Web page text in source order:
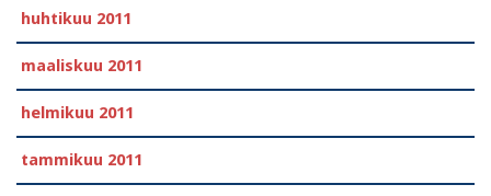
huhtikuu 2011
maaliskuu 2011
helmikuu 2011
tammikuu 2011